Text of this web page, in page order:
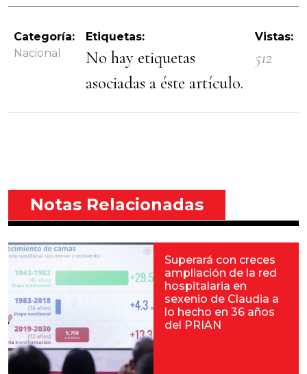
Categoría:
Nacional
Etiquetas:
No hay etiquetas
asociadas a éste artículo.
Vistas:
512
Notas Relacionadas
Superará con creces
ampliación de la red
hospitalaria en
sexenio de Claudia a
lo hecho en 36 años
del PRIAN